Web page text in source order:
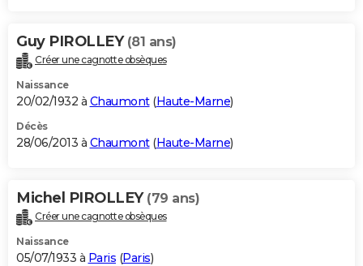
Guy PIROLLEY (81 ans)
Créer une cagnotte obsèques
Naissance
20/02/1932 à Chaumont(Haute-Marne)
Décès
28/06/2013 à Chaumont(Haute-Marne)
Michel PIROLLEY (79 ans)
Créer une cagnotte obsèques
Naissance
05/07/1933 à Paris (Paris)